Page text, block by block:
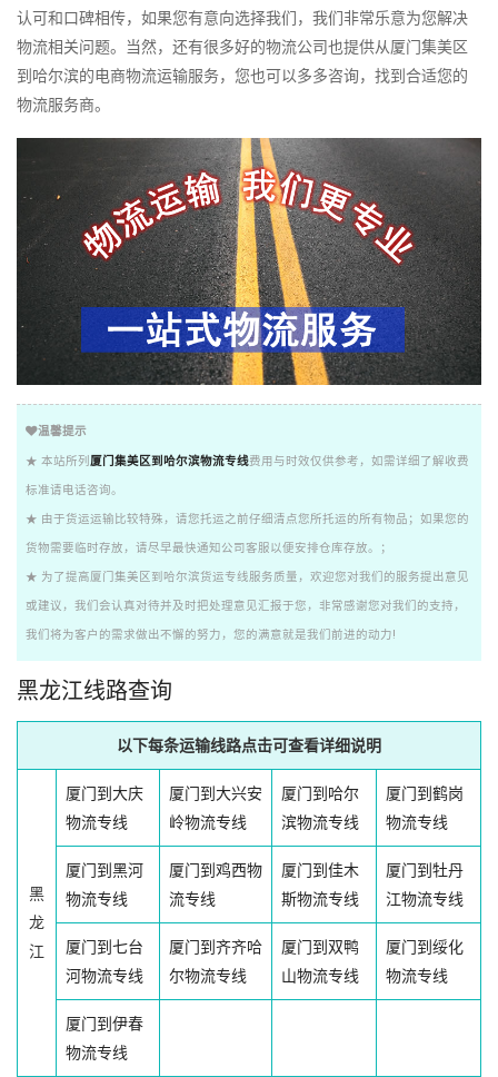
认可和口碑相传，如果您有意向选择我们，我们非常乐意为您解决
物流相关问题。当然，还有很多好的物流公司也提供从厦门集美区
到哈尔滨的电商物流运输服务，您也可以多多咨询，找到合适您的
物流服务商。
温馨提示
★ 本站所列 厦门集美区到哈尔滨物流专线费用与时效仅供参考，如需详细了解收费
标准请电话咨询。
★ 由于货运运输比较特殊，请您托运之前仔细清点您所托运的所有物品；如果您的
货物需要临时存放，请尽早最快通知公司客服以便安排仓库存放。；
★ 为了提高厦门集美区到哈尔滨货运专线服务质量，欢迎您对我们的服务提出意见
或建议，我们会认真对待并及时把处理意见汇报于您，非常感谢您对我们的支持，
我们将为客户的需求做出不懈的努力，您的满意就是我们前进的动力!
黑龙江线路查询
以下每条运输线路点击可查看详细说明
黑
龙
江
厦门到大庆
物流专线
厦门到大兴安
岭物流专线
厦门到哈尔
滨物流专线
厦门到鹤岗
物流专线
厦门到黑河
物流专线
厦门到鸡西物
流专线
厦门到佳木
斯物流专线
厦门到牡丹
江物流专线
厦门到七台
河物流专线
厦门到齐齐哈
尔物流专线
厦门到双鸭
山物流专线
厦门到绥化
物流专线
厦门到伊春
物流专线